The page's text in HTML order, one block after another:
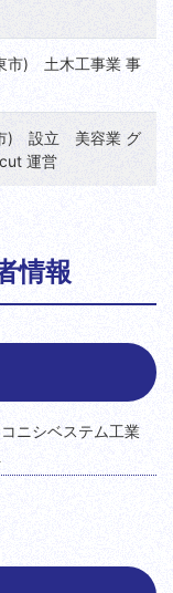
市) 土木工事業 事
) 設立 美容業 グ
運営
情報
ニシベステム工業